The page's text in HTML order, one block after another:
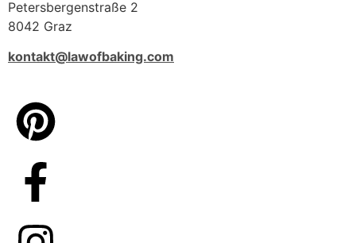
Petersbergenstraße 2
8042 Graz
kontakt@lawofbaking.com